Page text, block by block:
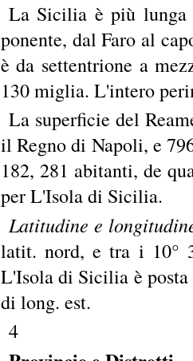
La Sicilia è più lunga
ponente, dal Faro al
è da settentrione a
130 miglia. L'intero
La superficie del
il Regno di Napoli, e
182, 281 abitanti, de
per L'Isola di Sicilia.
Latitudine e
latit. nord, e tra i 10°
L'Isola di Sicilia è posta
di long. est.
4